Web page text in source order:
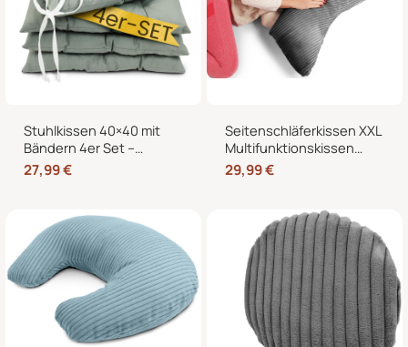
Stuhlkissen 40×40 mit
Bändern 4er Set –
Sitzkissen für Indoor &
Outdoor
27,99€
Seitenschläferkissen XXL
Multifunktionskissen
Stillkissen – Lesekissen
für Bett und Sofa, weich
29,99€